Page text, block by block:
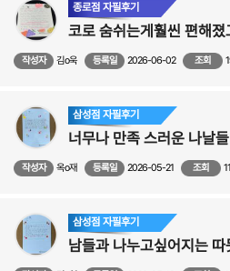
종로점 자필후기
작성자 김o욱 등록일 2026-06-02 조회
삼성점 자필후기
너무나 만족 스러운 나날들
작성자 옥o재 등록일 2026-05-21 조회
삼성점 자필후기
남들과 나누고싶어지는 따